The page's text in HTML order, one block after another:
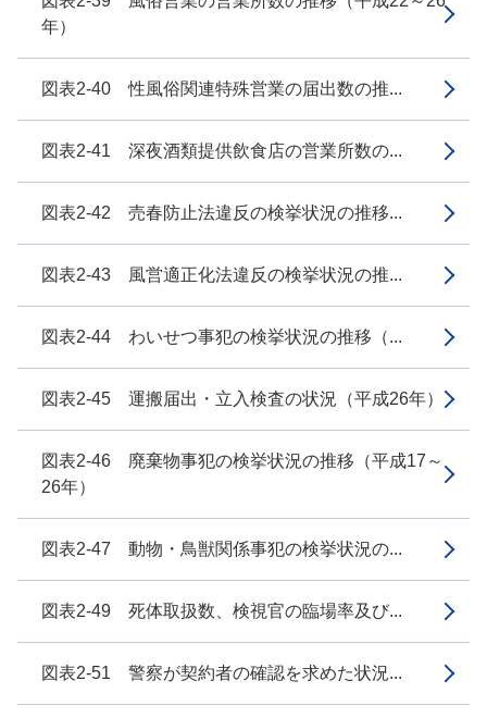
年）
図表2-40 性風俗関連特殊営業の届出数の推...
図表2-41 深夜酒類提供飲食店の営業所数の...
図表2-42 売春防止法違反の検挙状況の推移...
図表2-43 風営適正化法違反の検挙状況の推...
図表2-44 わいせつ事犯の検挙状況の推移（...
図表2-45 運搬届出・立入検査の状況（平成26年）
図表2-46 廃棄物事犯の検挙状況の推移（平成17～
26年）
図表2-47 動物・鳥獣関係事犯の検挙状況の...
図表2-49 死体取扱数、検視官の臨場率及び...
図表2-51 警察が契約者の確認を求めた状況...